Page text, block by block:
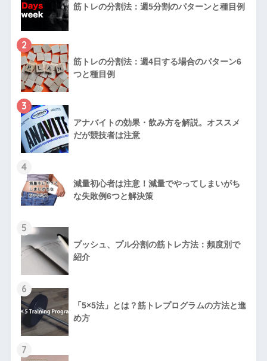
筋トレの分割法：週5分割のパターンと種目例
2
筋トレの分割法：週4日する場合のパターン6
つと種目例
3
アナバイトの効果・飲み方を解説。オススメ
だが競技者は注意
4
減量初心者は注意！減量でやってしまいがち
な失敗例6つと解決策
5
プッシュ、プル分割の筋トレ方法：頻度別で
紹介
6
「5×5法」とは？筋トレプログラムの方法と進
め方
7